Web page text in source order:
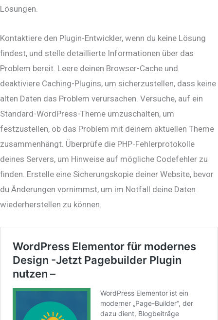
Lösungen.
Kontaktiere den Plugin-Entwickler, wenn du keine Lösung
findest, und stelle detaillierte Informationen über das
Problem bereit. Leere deinen Browser-Cache und
deaktiviere Caching-Plugins, um sicherzustellen, dass keine
alten Daten das Problem verursachen. Versuche, auf ein
Standard-WordPress-Theme umzuschalten, um
festzustellen, ob das Problem mit deinem aktuellen Theme
zusammenhängt. Überprüfe die PHP-Fehlerprotokolle
deines Servers, um Hinweise auf mögliche Codefehler zu
finden. Erstelle eine Sicherungskopie deiner Website, bevor
du Änderungen vornimmst, um im Notfall deine Daten
wiederherstellen zu können.